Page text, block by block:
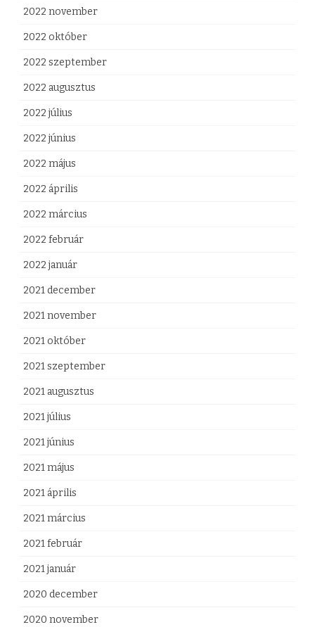
2022 november
2022 október
2022 szeptember
2022 augusztus
2022 július
2022 június
2022 május
2022 április
2022 március
2022 február
2022 január
2021 december
2021 november
2021 október
2021 szeptember
2021 augusztus
2021 július
2021 június
2021 május
2021 április
2021 március
2021 február
2021 január
2020 december
2020 november